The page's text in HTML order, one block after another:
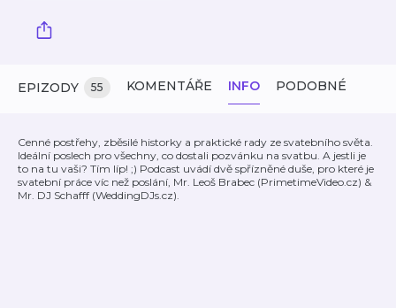
EPIZODY 55 KOMENTÁŘE INFO PODOBNÉ
Cenné postřehy, zběsilé historky a praktické rady ze svatebního světa.
Ideální poslech pro všechny, co dostali pozvánku na svatbu. A jestli je
to na tu vaši? Tím líp! ;) Podcast uvádí dvě spřízněné duše, pro které je
svatební práce víc než poslání, Mr. Leoš Brabec (PrimetimeVideo.cz) &
Mr. DJ Schafff (WeddingDJs.cz).